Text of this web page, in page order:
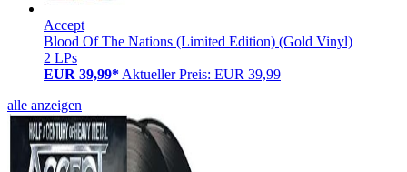
Accept
Blood Of The Nations (Limited Edition) (Gold Vinyl)
2 LPs
EUR 39,99* Aktueller Preis: EUR 39,99
alle anzeigen